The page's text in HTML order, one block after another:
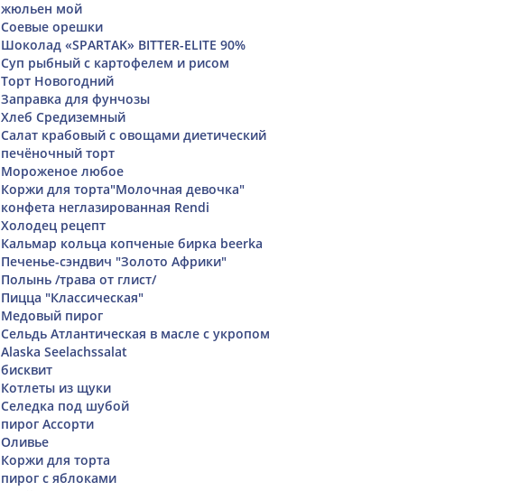
жюльен мой
Соевые орешки
Шоколад «SPARTAK» BITTER-ELITE 90%
Суп рыбный с картофелем и рисом
Торт Новогодний
Заправка для фунчозы
Хлеб Средиземный
Салат крабовый с овощами диетический
печёночный торт
Мороженое любое
Коржи для торта"Молочная девочка"
конфета неглазированная Rendi
Холодец рецепт
Кальмар кольца копченые бирка beerka
Печенье-сэндвич "Золото Африки"
Полынь /трава от глист/
Пицца "Классическая"
Медовый пирог
Сельдь Атлантическая в масле с укропом
Alaska Seelachssalat
бисквит
Котлеты из щуки
Селедка под шубой
пирог Ассорти
Оливье
Коржи для торта
пирог с яблоками